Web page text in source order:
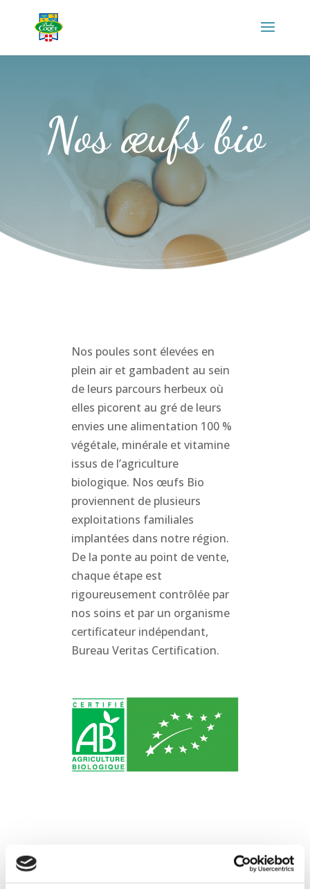
Nos œufs bio
Nos poules sont élevées en
plein air et gambadent au sein
de leurs parcours herbeux où
elles picorent au gré de leurs
envies une alimentation 100 %
végétale, minérale et vitamine
issus de l’agriculture
biologique. Nos œufs Bio
proviennent de plusieurs
exploitations familiales
implantées dans notre région.
De la ponte au point de vente,
chaque étape est
rigoureusement contrôlée par
nos soins et par un organisme
certificateur indépendant,
Bureau Veritas Certification.